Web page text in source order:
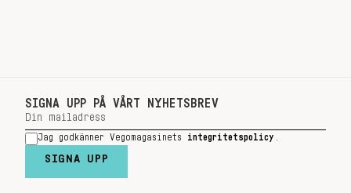
SIGNA UPP PÅ VÅRT NYHETSBREV
Jag godkänner Vegomagasinets integritetspolicy
SIGNA UPP